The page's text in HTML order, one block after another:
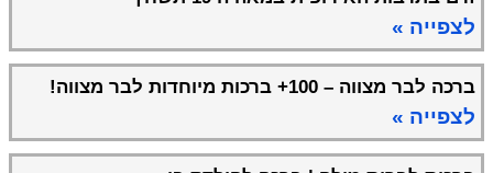
לצפייה »
ברכה לבר מצווה – 100+ ברכות מיוחדות לבר מצווה!
לצפייה »